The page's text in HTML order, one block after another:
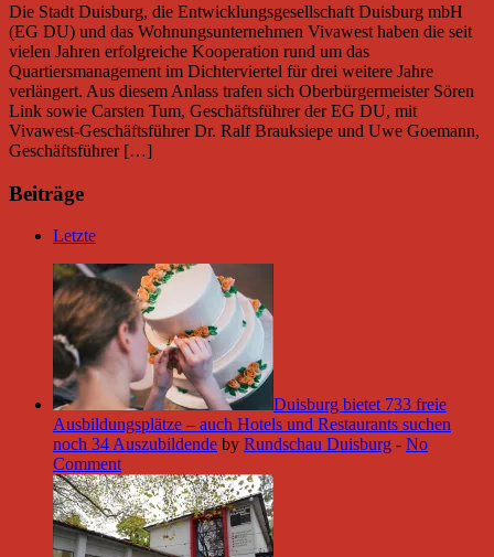
Die Stadt Duisburg, die Entwicklungsgesellschaft Duisburg mbH
(EG DU) und das Wohnungsunternehmen Vivawest haben die seit
vielen Jahren erfolgreiche Kooperation rund um das
Quartiersmanagement im Dichterviertel für drei weitere Jahre
verlängert. Aus diesem Anlass trafen sich Oberbürgermeister Sören
Link sowie Carsten Tum, Geschäftsführer der EG DU, mit
Vivawest-Geschäftsführer Dr. Ralf Brauksiepe und Uwe Goemann,
Geschäftsführer […]
Beiträge
Letzte
Duisburg bietet 733 freie
Ausbildungsplätze – auch Hotels und Restaurants suchen
noch 34 Auszubildende by Rundschau Duisburg - No
Comment